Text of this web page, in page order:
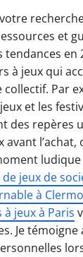
et
en
à jeux qui
Par
et les
des repères
avant
jeux de
à
jeux à Paris
Je